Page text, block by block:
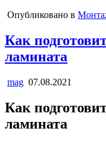
Опубликовано в
Как
ламината
mag 07.08.2021
Как
ламината